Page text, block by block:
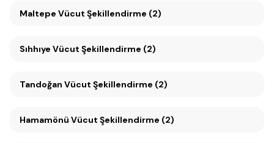
Maltepe Vücut Şekillendirme (2)
Sıhhıye Vücut Şekillendirme (2)
Tandoğan Vücut Şekillendirme (2)
Hamamönü Vücut Şekillendirme (2)